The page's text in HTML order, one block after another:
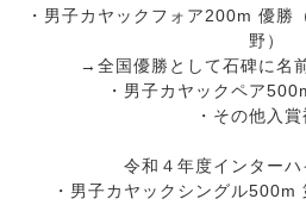
・男子カヤックフォア200m 優勝
野）
→全国優勝として石碑に名
・男子カヤックペア
・その他入賞
令和４年度インターハ
・男子カヤックシングル500m